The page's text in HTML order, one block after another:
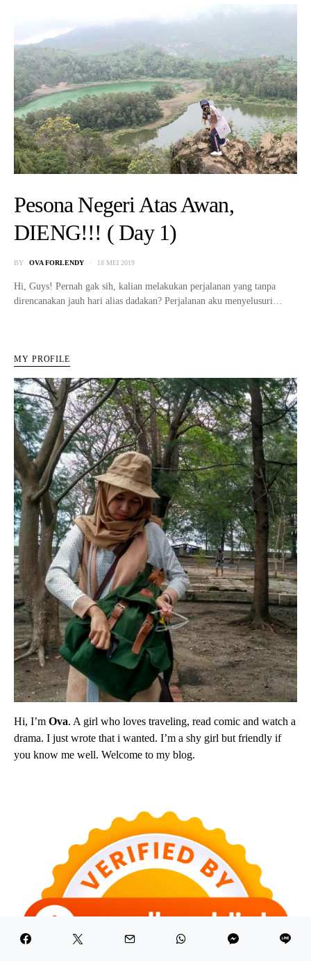
Pesona Negeri Atas Awan,
DIENG!!! ( Day 1)
BY OVA FORLENDY 18 MEI 2019
Hi, Guys! Pernah gak sih, kalian melakukan perjalanan yang tanpa
direncanakan jauh hari alias dadakan? Perjalanan aku menyelusuri…
MY PROFILE
Hi, I’m Ova. A girl who loves traveling, read comic and watch a
drama. I just wrote that i wanted. I’m a shy girl but friendly if
you know me well. Welcome to my blog.